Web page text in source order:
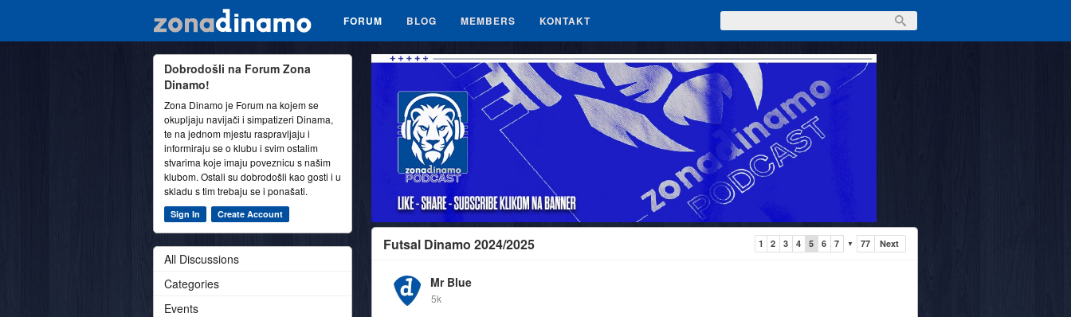
FORUM BLOG MEMBERS KONTAKT
Futsal Dinamo 2024/2025 1 2 3 4 5 6 7 ▼ 77 Next
Mr Blue
5k
Dobrodošli na Forum Zona
Dinamo!
Zona Dinamo je Forum na kojem se
okupljaju navijači i simpatizeri Dinama,
te na jednom mjestu raspravljaju i
informiraju se o klubu i svim ostalim
stvarima koje imaju poveznicu s našim
klubom. Ostali su dobrodošli kao gosti i u
skladu s tim trebaju se i ponašati.
Sign In Create Account
All Discussions
Categories
Events